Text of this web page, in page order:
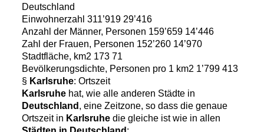
Deutschland
Einwohnerzahl 311’919 29’416
Anzahl der Männer, Personen 159’659 14’446
Zahl der Frauen, Personen 152’260 14’970
Stadtfläche, km2 173 71
Bevölkerungsdichte, Personen pro 1 km2 1’799 413
§ Karlsruhe: Ortszeit
Karlsruhehat, wie alle anderen Städte in
Deutschland , eine Zeitzone, so dass die genaue
Ortszeit in Karlsruhedie gleiche ist wie in allen